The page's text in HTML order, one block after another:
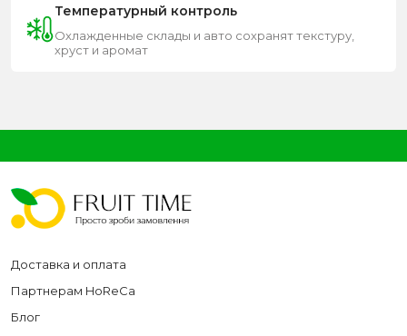
Температурный контроль
Охлажденные склады и авто сохранят текстуру,
хруст и аромат
Доставка и оплата
Партнерам HoReCa
Блог